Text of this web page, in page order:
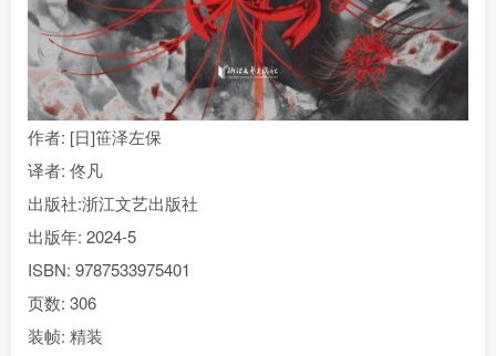
作者: [日]笹泽左保
译者: 佟凡
出版社:浙江文艺出版社
出版年: 2024-5
ISBN: 9787533975401
页数: 306
装帧: 精装